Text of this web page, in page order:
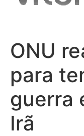
ONU
para
guerra
Irã